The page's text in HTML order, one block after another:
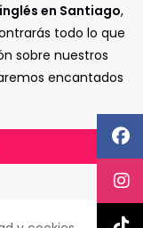
en Santiago,
todo lo que
sobre nuestros
encantados